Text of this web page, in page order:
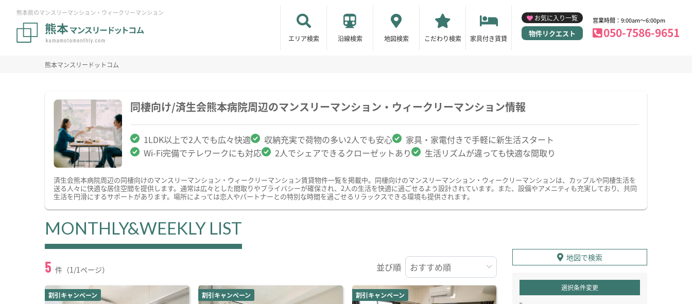
熊本県のマンスリーマンション・ウィークリーマンション
エリア検索 沿線検索 地図検索 こだわり検索 家具付き賃貸
お気に入り一覧
物件リクエスト
営業時間：9:00am～6:00pm
050-7586-9651
熊本マンスリードットコム
同棲向け/済生会熊本病院周辺のマンスリーマンション・ウィークリーマンション情報
1LDK以上で2人でも広々快適 収納充実で荷物の多い2人でも安心
家具・家電付きで手軽に新生活スタート
Wi-Fi完備でテレワークにも対応
2人でシェアできるクローゼットあり 生活リズムが違っても快適な間取り
済生会熊本病院周辺の同棲向けのマンスリーマンション・ウィークリーマンション賃貸物件一覧を掲載中。同棲向けのマンスリーマンション・ウィークリーマンションは、カップルや同棲生活を
送る人々に快適な居住空間を提供します。通常は広々とした間取りやプライバシーが確保され、2人の生活を快適に過ごせるよう設計されています。また、設備やアメニティも充実しており、共同
生活を円滑にするサポートがあります。場所によっては恋人やパートナーとの特別な時間を過ごせるリラックスできる環境も提供されます。
MONTHLY&WEEKLY LIST
5 件（1/1ページ） 並び順
割引キャンペーン 割引キャンペーン 割引キャンペーン
地図で検索
選択条件変更